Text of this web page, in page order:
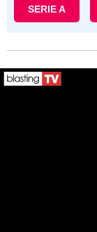
SERIE A